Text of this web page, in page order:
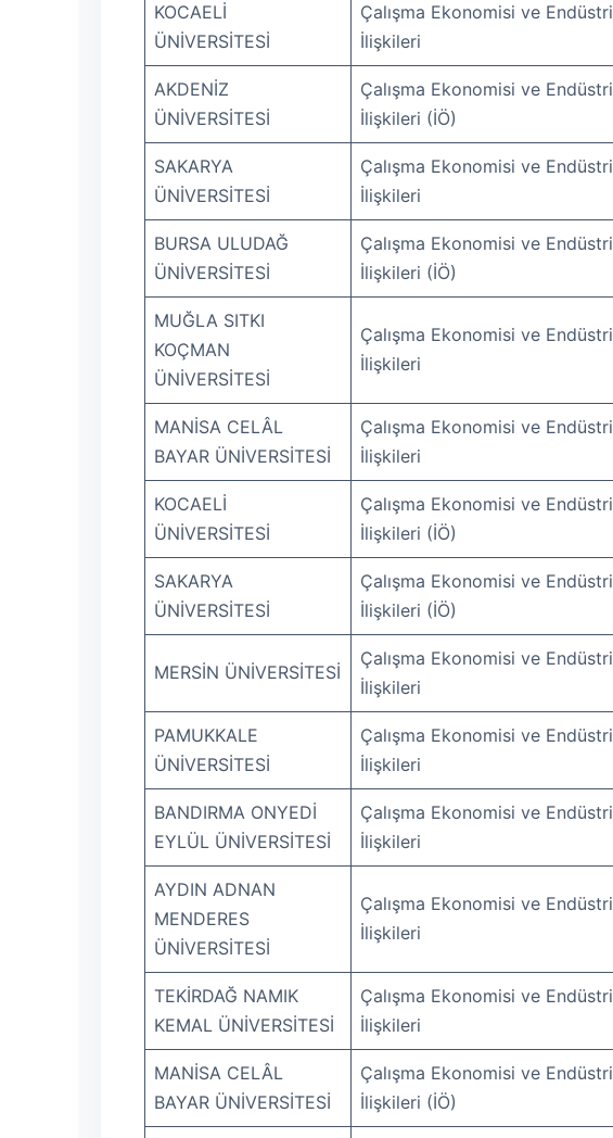
KOCAELİ
ÜNİVERSİTESİ
Çalışma Ekonomisi ve Endüstri
İlişkileri
AKDENİZ
ÜNİVERSİTESİ
Çalışma Ekonomisi ve Endüstri
İlişkileri (İÖ)
SAKARYA
ÜNİVERSİTESİ
Çalışma Ekonomisi ve Endüstri
İlişkileri
BURSA ULUDAĞ
ÜNİVERSİTESİ
Çalışma Ekonomisi ve Endüstri
İlişkileri (İÖ)
MUĞLA SITKI
KOÇMAN
ÜNİVERSİTESİ
Çalışma Ekonomisi ve Endüstri
İlişkileri
MANİSA CELÂL
BAYAR ÜNİVERSİTESİ
Çalışma Ekonomisi ve Endüstri
İlişkileri
KOCAELİ
ÜNİVERSİTESİ
Çalışma Ekonomisi ve Endüstri
İlişkileri (İÖ)
SAKARYA
ÜNİVERSİTESİ
Çalışma Ekonomisi ve Endüstri
İlişkileri (İÖ)
MERSİN ÜNİVERSİTESİ
Çalışma Ekonomisi ve Endüstri
İlişkileri
PAMUKKALE
ÜNİVERSİTESİ
Çalışma Ekonomisi ve Endüstri
İlişkileri
BANDIRMA ONYEDİ
EYLÜL ÜNİVERSİTESİ
Çalışma Ekonomisi ve Endüstri
İlişkileri
AYDIN ADNAN
MENDERES
ÜNİVERSİTESİ
Çalışma Ekonomisi ve Endüstri
İlişkileri
TEKİRDAĞ NAMIK
KEMAL ÜNİVERSİTESİ
Çalışma Ekonomisi ve Endüstri
İlişkileri
MANİSA CELÂL
BAYAR ÜNİVERSİTESİ
Çalışma Ekonomisi ve Endüstri
İlişkileri (İÖ)